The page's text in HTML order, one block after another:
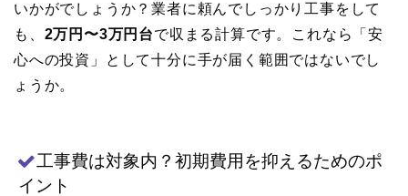
いかがでしょうか？業者に頼んでしっかり工事をして
も、 2万円〜3万円台で収まる計算です。これなら「安
心への投資」として十分に手が届く範囲ではないでし
ょうか。
工事費は対象内？初期費用を抑えるためのポ
イント